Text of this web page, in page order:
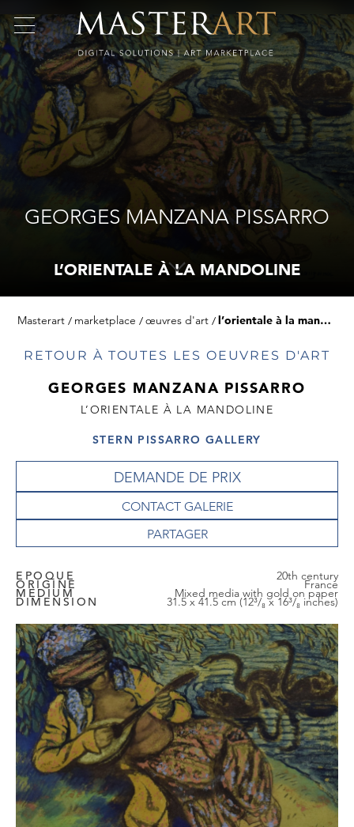
GEORGES MANZANA PISSARRO
L’ORIENTALE À LA MANDOLINE
Masterart marketplace œuvres d'art l’orientale à la mandoline
RETOUR À TOUTES LES OEUVRES D'ART
GEORGES MANZANA PISSARRO
L’ORIENTALE À LA MANDOLINE
STERN PISSARRO GALLERY
DEMANDE DE PRIX
CONTACT GALERIE
EPOQUE 20th century
ORIGINE France
MEDIUM Mixed media with gold on paper
DIMENSION 31.5 x 41.5 cm (12³/₈ x 16³/₈ inches)